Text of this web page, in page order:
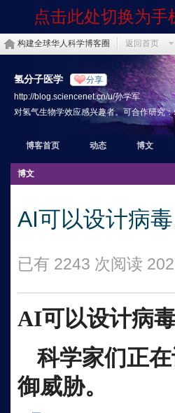
点击此处切换为手
构建全球华人科学博客圈 返回首页
氢分子医学 分享
http://blog.sciencenet.cn/u/孙学军
对氢气生物学效应感兴趣者。可合作研究
博客首页 动态 博文
博文
AI可以设计病
已有 2243 次阅读
AI可以设计病
科学家们正
御威胁。